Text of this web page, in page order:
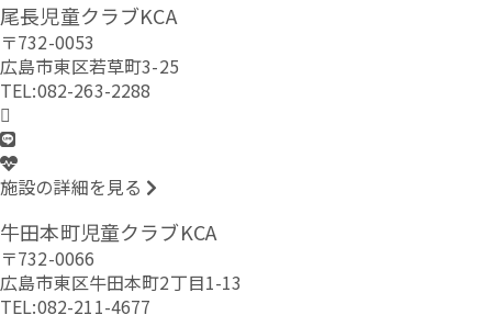
尾長児童クラブKCA
〒732-0053
広島市東区若草町3-25
TEL:082-263-2288
施設の詳細を見る
牛田本町児童クラブKCA
〒732-0066
広島市東区牛田本町2丁目1-13
TEL:082-211-4677